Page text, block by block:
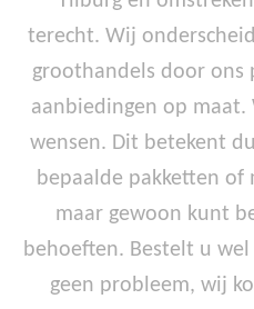
terecht. Wij
groothandels door ons
aanbiedingen op
wensen. Dit betekent
bepaalde pakketten of
maar gewoon kunt
behoeften. Bestelt u wel
geen probleem, wij